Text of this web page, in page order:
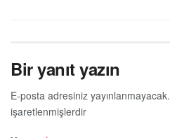
Bir yanıt yazın
E-posta adresiniz yayınlanmayacak.
işaretlenmişlerdir